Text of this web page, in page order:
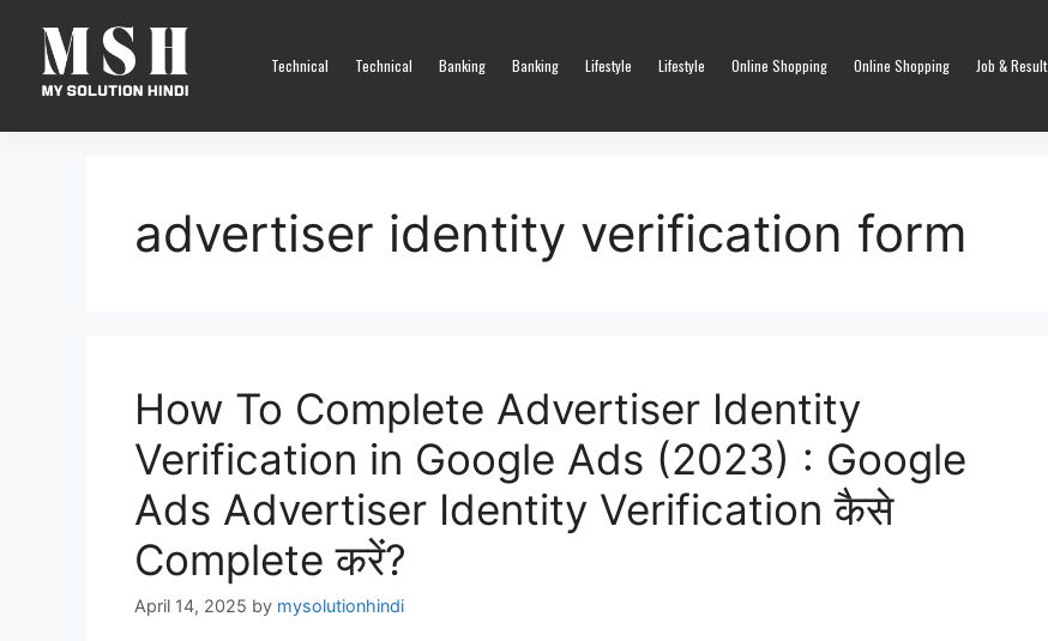
Technical Technical Banking Banking Lifestyle Lifestyle Online Shopping Online Shopping Job & Result
advertiser identity verification form
How To Complete Advertiser Identity
Verification in Google Ads (2023) : Google
Ads Advertiser Identity Verification कैसे
Complete करें?
April 14, 2025 by mysolutionhindi